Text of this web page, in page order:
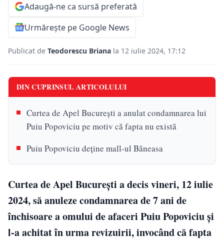
Adaugă-ne ca sursă preferată
Urmărește pe Google News
Publicat de Teodorescu Briana la 12 iulie 2024, 17:12
DIN CUPRINSUL ARTICOLULUI
Curtea de Apel București a anulat condamnarea lui
Puiu Popoviciu pe motiv că fapta nu există
Puiu Popoviciu deține mall-ul Băneasa
Curtea de Apel București a decis vineri, 12 iulie
2024, să anuleze condamnarea de 7 ani de
închisoare a omului de afaceri Puiu Popoviciu și
l-a achitat în urma revizuirii, invocând că fapta